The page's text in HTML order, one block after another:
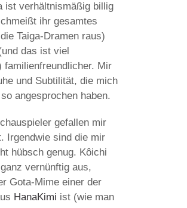
ist verhältnismäßig billig
ihr gesamtes
Taiga-Dramen raus)
das ist viel
familienfreundlicher. Mir
und Subtilität, die mich
angesprochen haben.
gefallen mir
Irgendwie sind die mir
hübsch genug. Kôichi
vernünftig aus,
Gota-Mime einer der
HanaKimi ist (wie man